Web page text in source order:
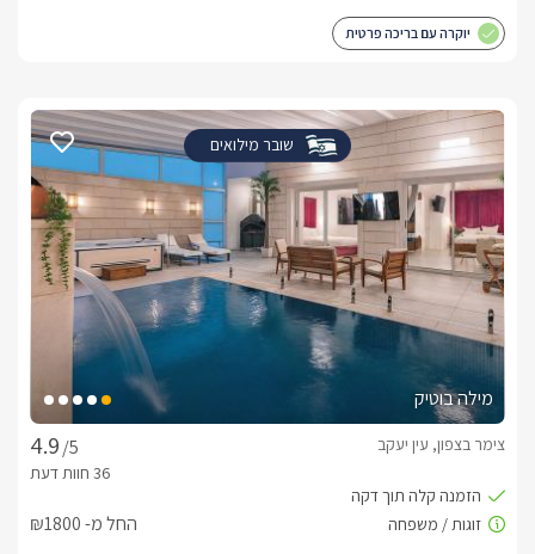
יוקרה עם בריכה פרטית
שובר מילואים
מילה בוטיק
/5
צימר בצפון, עין יעקב
החל מ- ₪1800